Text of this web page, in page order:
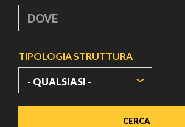
TIPOLOGIA STRUTTURA